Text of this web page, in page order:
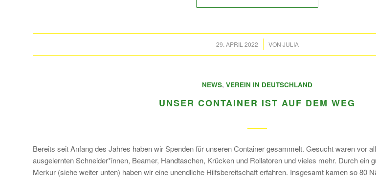
29. APRIL 2022
/ VON JULIA
NEWS, VEREIN IN DEUTSCHLAND
UNSER CONTAINER IST AUF DEM WEG
Bereits seit Anfang des Jahres haben wir Spenden für unseren Container gesammelt. Gesucht waren vor
ausgelernten Schneider*innen, Beamer, Handtaschen, Krücken und Rollatoren und vieles mehr. Durch ein
Merkur (siehe weiter unten) haben wir eine unendliche Hilfsbereitschaft erfahren. Insgesamt kamen so 80